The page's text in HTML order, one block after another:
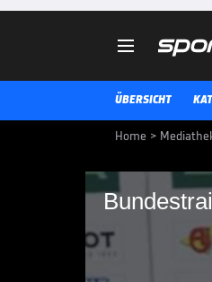

ÜBERSICHT
Home >
Nach der